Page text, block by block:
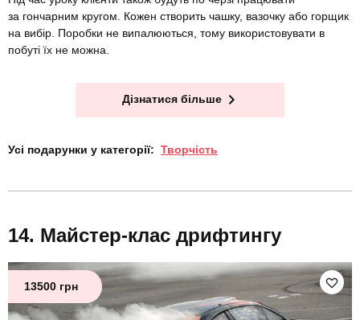
за гончарним кругом. Кожен створить чашку, вазочку або горщик
на вибір. Поробки не випалюються, тому використовувати в
побуті їх не можна.
Дізнатися більше
Усі подарунки у категорії: Творчість
Майстер-клас дрифтингу
13500 грн